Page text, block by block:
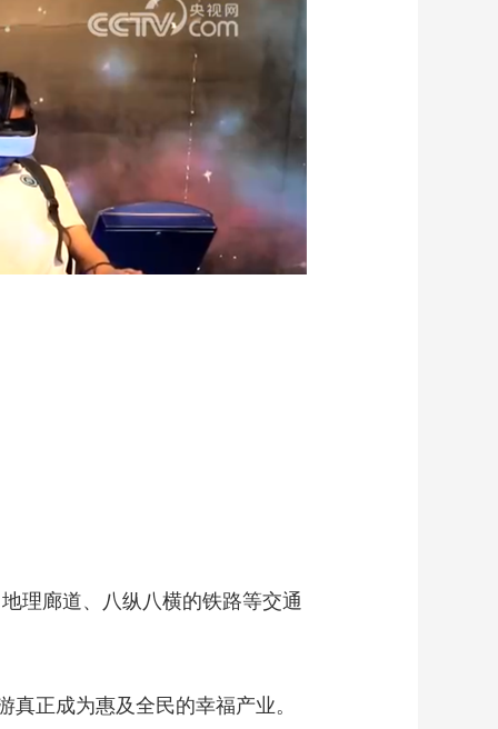
理廊道、八纵八横的铁路等交通
正成为惠及全民的幸福产业。